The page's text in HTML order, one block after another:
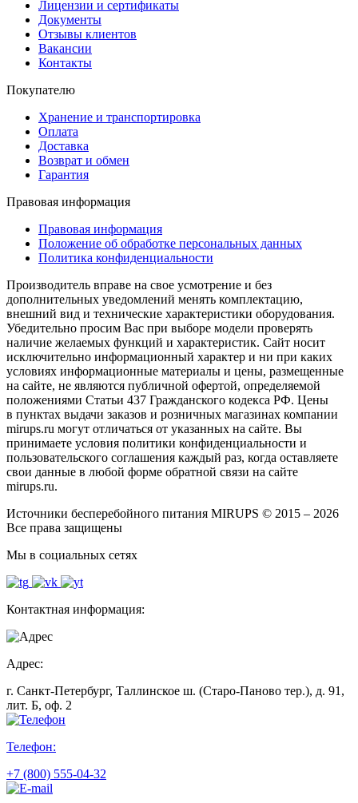
Лицензии и сертификаты
Документы
Отзывы клиентов
Вакансии
Контакты
Покупателю
Хранение и транспортировка
Оплата
Доставка
Возврат и обмен
Гарантия
Правовая информация
Правовая информация
Положение об обработке персональных данных
Политика конфиденциальности
Производитель вправе на свое усмотрение и без
дополнительных уведомлений менять комплектацию,
внешний вид и технические характеристики оборудования.
Убедительно просим Вас при выборе модели проверять
наличие желаемых функций и характеристик. Сайт носит
исключительно информационный характер и ни при каких
условиях информационные материалы и цены, размещенные
на сайте, не являются публичной офертой, определяемой
положениями Статьи 437 Гражданского кодекса РФ. Цены
в пунктах выдачи заказов и розничных магазинах компании
mirups.ru могут отличаться от указанных на сайте. Вы
принимаете условия политики конфиденциальности и
пользовательского соглашения каждый раз, когда оставляете
свои данные в любой форме обратной связи на сайте
mirups.ru.
Источники бесперебойного питания MIRUPS © 2015 – 2026
Все права защищены
Мы в социальных сетях
Контактная информация:
Адрес:
г. Санкт-Петербург, Таллинское ш. (Старо-Паново тер.), д. 91,
лит. Б, оф. 2
Телефон:
+7 (800) 555-04-32